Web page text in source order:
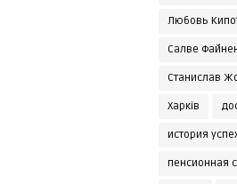
Любовь
Салве
Станислав
Харків
история
пенсионная